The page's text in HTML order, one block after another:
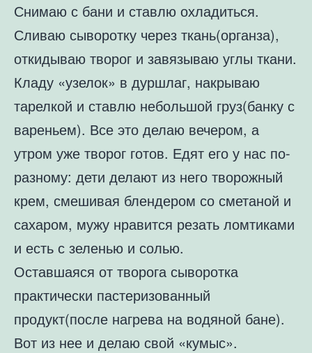
Снимаю с бани и ставлю охладиться.
Сливаю сыворотку через ткань(органза),
откидываю творог и завязываю углы ткани.
Кладу «узелок» в дуршлаг, накрываю
тарелкой и ставлю небольшой груз(банку с
вареньем). Все это делаю вечером, а
утром уже творог готов. Едят его у нас по-
разному: дети делают из него творожный
крем, смешивая блендером со сметаной и
сахаром, мужу нравится резать ломтиками
и есть с зеленью и солью.
Оставшаяся от творога сыворотка
практически пастеризованный
продукт(после нагрева на водяной бане).
Вот из нее и делаю свой «кумыс».